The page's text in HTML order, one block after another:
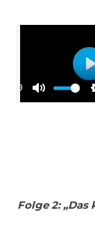
Mute
Folge 2: „Das